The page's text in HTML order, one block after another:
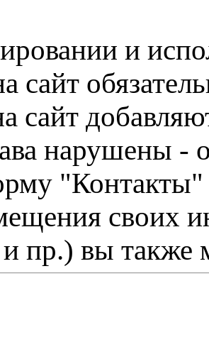
и
сайт
сайт
нарушены -
"Контакты"
своих
пр.) вы также